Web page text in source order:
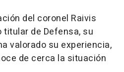
del coronel Raivis
de Defensa, su
valorado su experiencia,
de cerca la situación